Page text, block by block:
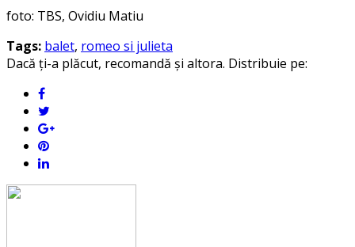
foto: TBS, Ovidiu Matiu
Tags: balet, romeo si julieta
Dacă ți-a plăcut, recomandă și altora. Distribuie pe: